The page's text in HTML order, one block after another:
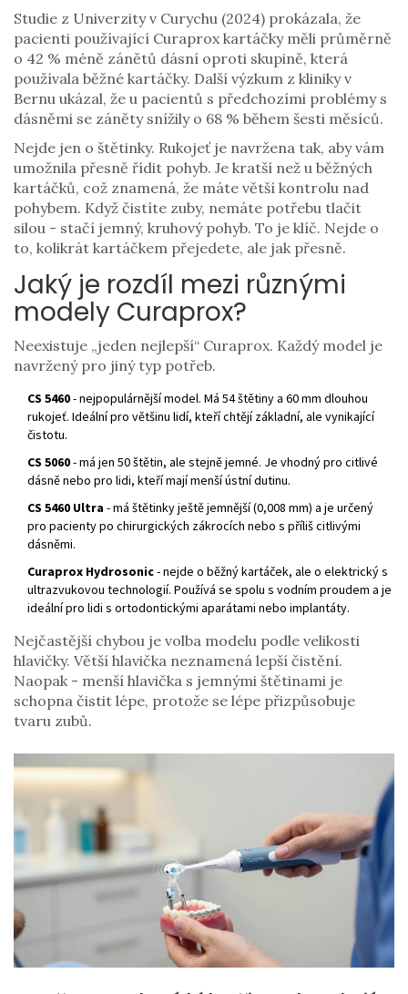
Studie z Univerzity v Curychu (2024) prokázala, že
pacienti používající Curaprox kartáčky měli průměrně
o 42 % méně zánětů dásní oproti skupině, která
používala běžné kartáčky. Další výzkum z kliniky v
Bernu ukázal, že u pacientů s předchozími problémy s
dásněmi se záněty snížily o 68 % během šesti měsíců.
Nejde jen o štětinky. Rukojeť je navržena tak, aby vám
umožnila přesně řídit pohyb. Je kratší než u běžných
kartáčků, což znamená, že máte větší kontrolu nad
pohybem. Když čistíte zuby, nemáte potřebu tlačit
silou - stačí jemný, kruhový pohyb. To je klíč. Nejde o
to, kolikrát kartáčkem přejedete, ale jak přesně.
Jaký je rozdíl mezi různými
modely Curaprox?
Neexistuje „jeden nejlepší“ Curaprox. Každý model je
navržený pro jiný typ potřeb.
CS 5460- nejpopulárnější model. Má 54 štětiny a 60 mm dlouhou
rukojeť. Ideální pro většinu lidí, kteří chtějí základní, ale vynikající
čistotu.
CS 5060- má jen 50 štětin, ale stejně jemné. Je vhodný pro citlivé
dásně nebo pro lidi, kteří mají menší ústní dutinu.
CS 5460 Ultra - má štětinky ještě jemnější (0,008 mm) a je určený
pro pacienty po chirurgických zákrocích nebo s příliš citlivými
dásněmi.
Curaprox Hydrosonic- nejde o běžný kartáček, ale o elektrický s
ultrazvukovou technologií. Používá se spolu s vodním proudem a je
ideální pro lidi s ortodontickými aparátami nebo implantáty.
Nejčastější chybou je volba modelu podle velikosti
hlavičky. Větší hlavička neznamená lepší čistění.
Naopak - menší hlavička s jemnými štětinami je
schopna čistit lépe, protože se lépe přizpůsobuje
tvaru zubů.